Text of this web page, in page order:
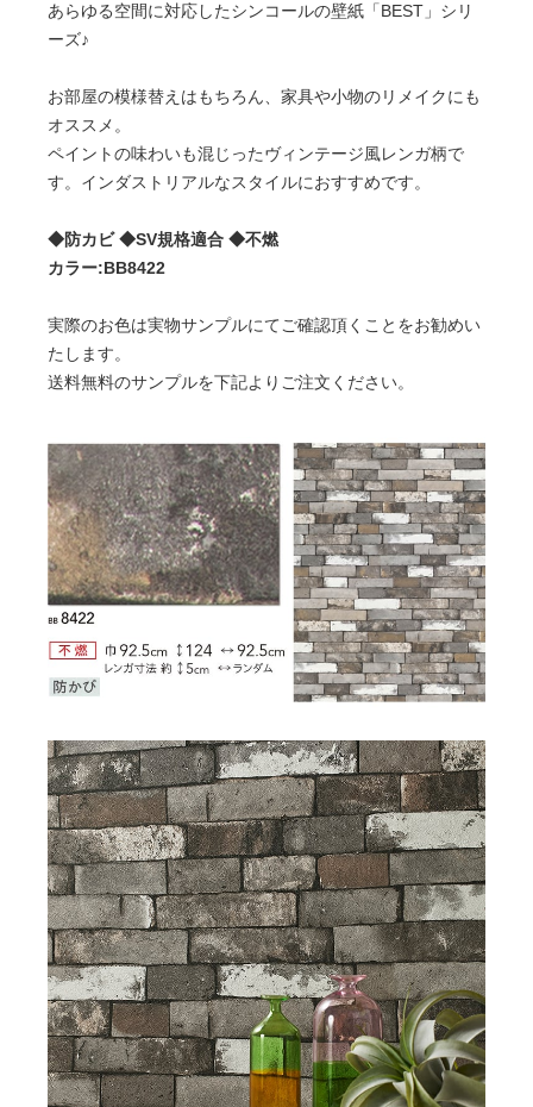
あらゆる空間に対応したシンコールの壁紙「BEST」シリ
ーズ♪
お部屋の模様替えはもちろん、家具や小物のリメイクにも
オススメ。
ペイントの味わいも混じったヴィンテージ風レンガ柄で
す。インダストリアルなスタイルにおすすめです。
◆防カビ ◆SV規格適合 ◆不燃
カラー:BB8422
実際のお色は実物サンプルにてご確認頂くことをお勧めい
たします。
送料無料のサンプルを下記よりご注文ください。